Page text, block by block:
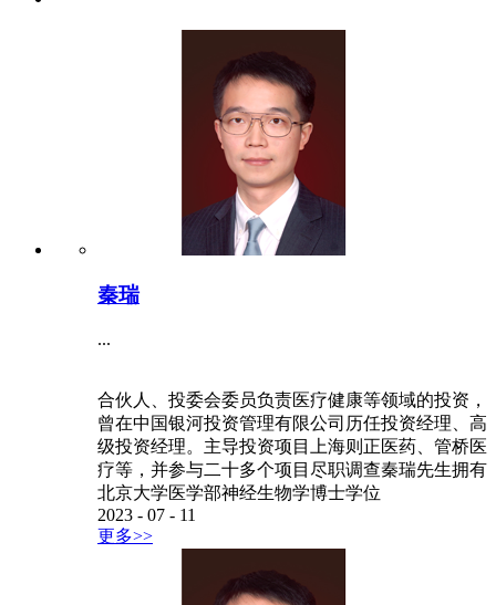
秦瑞
...
合伙人、投委会委员负责医疗健康等领域的投资，
曾在中国银河投资管理有限公司历任投资经理、高
级投资经理。主导投资项目上海则正医药、管桥医
疗等，并参与二十多个项目尽职调查秦瑞先生拥有
北京大学医学部神经生物学博士学位
2023 - 07 - 11
更多>>